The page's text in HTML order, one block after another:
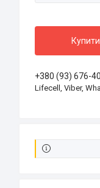
Купити
+380 (93) 676-
Lifecell, Viber,